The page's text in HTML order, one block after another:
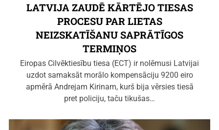
LATVIJA ZAUDĒ KĀRTĒJO TIESAS
PROCESU PAR LIETAS
NEIZSKATĪŠANU SAPRĀTĪGOS
TERMIŅOS
Eiropas Cilvēktiesību tiesa (ECT) ir nolēmusi Latvijai
uzdot samaksāt morālo kompensāciju 9200 eiro
apmērā Andrejam Kirinam, kurš bija vērsies tiesā
pret policiju, taču tikušas…